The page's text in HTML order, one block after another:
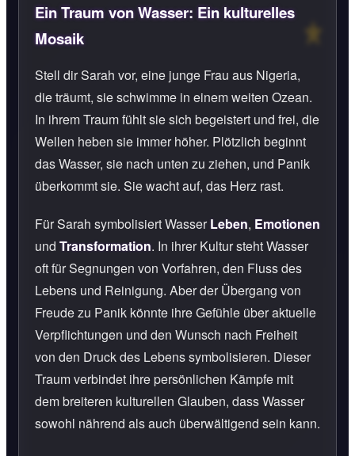
Ein Traum von Wasser: Ein kulturelles
Mosaik
Stell dir Sarah vor, eine junge Frau aus Nigeria,
die träumt, sie schwimme in einem weiten Ozean.
In ihrem Traum fühlt sie sich begeistert und frei, die
Wellen heben sie immer höher. Plötzlich beginnt
das Wasser, sie nach unten zu ziehen, und Panik
überkommt sie. Sie wacht auf, das Herz rast.
Für Sarah symbolisiert WasserLeben, Emotionen
und Transformation. In ihrer Kultur steht Wasser
oft für Segnungen von Vorfahren, den Fluss des
Lebens und Reinigung. Aber der Übergang von
Freude zu Panik könnte ihre Gefühle über aktuelle
Verpflichtungen und den Wunsch nach Freiheit
von den Druck des Lebens symbolisieren. Dieser
Traum verbindet ihre persönlichen Kämpfe mit
dem breiteren kulturellen Glauben, dass Wasser
sowohl nährend als auch überwältigend sein kann.